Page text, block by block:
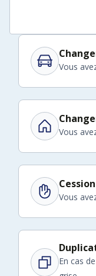
Vous
Vous
Vous
En cas